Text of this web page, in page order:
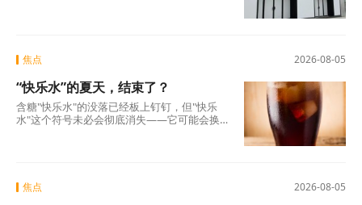
2026-08-05
焦点
“快乐水”的夏天，结束了？
含糖"快乐水"的没落已经板上钉钉，但"快乐
水"这个符号未必会彻底消失——它可能会换一
2026-08-05
焦点